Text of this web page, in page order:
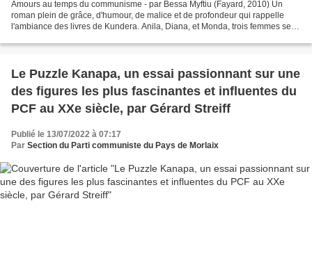
Amours au temps du communisme - par Bessa Myftiu (Fayard, 2010) Un
roman plein de grâce, d'humour, de malice et de profondeur qui rappelle
l'ambiance des livres de Kundera. Anila, Diana, et Monda, trois femmes se
Le Puzzle Kanapa, un essai passionnant sur une
des figures les plus fascinantes et influentes du
PCF au XXe siècle, par Gérard Streiff
Publié le 13/07/2022 à 07:17
Par Section du Parti communiste du Pays de Morlaix